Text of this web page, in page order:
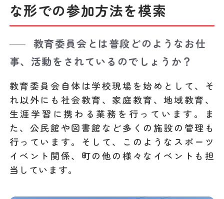
な形での参加方法を模索
教育委員会 とは普段どのようなお仕
事、活動をされているのでしょうか？
教育委員会自体は学校現場を始めとして、そ
れ以外にも社会教育、家庭教育、地域教育、
生涯学習に携わる業務を行っています。ま
た、公民館や図書館など多くの施設の管理も
行っています。そして、このようなスポーツ
イベント関係、町の他の様々なイベントも担
当しています。